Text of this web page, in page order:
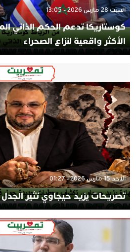
السبت 28 مارس 2026 - 13:05
كوستاريكا تدعم الحكم الذاتي
الأكثر واقعية لنزاع الصحراء
الأحد 15 مارس 2026 - 01:27
تصريحات يزيد حيجاوي تثير